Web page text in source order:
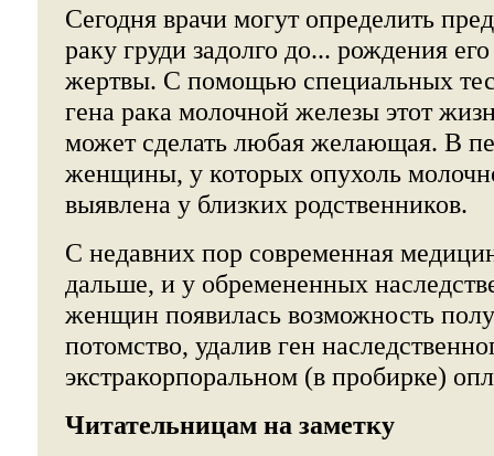
Сегодня врачи могут определить
раку груди задолго до... рождения
жертвы. С помощью специальных
гена рака молочной железы этот
может сделать любая желающая. В
женщины, у которых опухоль
выявлена у близких родственников.
С недавних пор современная
дальше, и у обремененных
женщин появилась возможность
потомство, удалив ген
экстракорпоральном (в пробирке)
Читательницам на заметку